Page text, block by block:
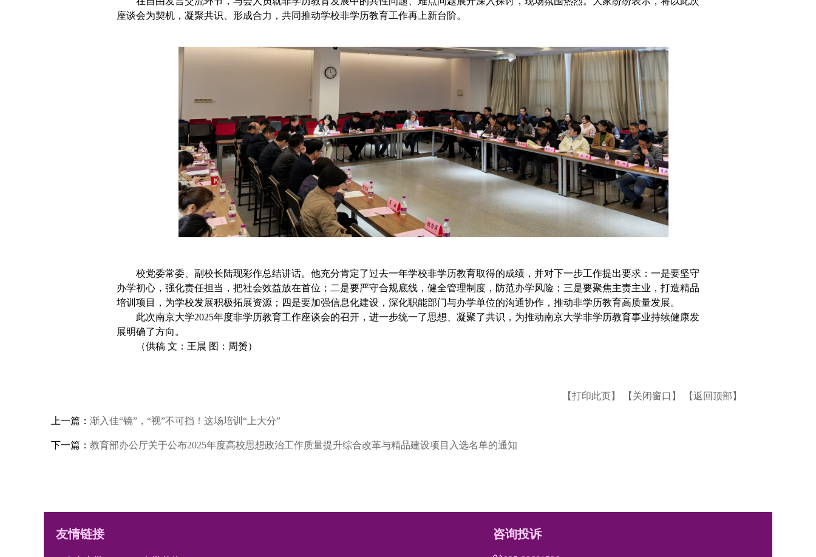
座谈会为契机，凝聚共识、形成合力，共同推动学校非学历教育工作再上新台阶。
校党委常委、副校长陆现彩作总结讲话。他充分肯定了过去一年学校非学历教育取得的成绩，并对下一步工作提出要求：一是要坚守
办学初心，强化责任担当，把社会效益放在首位；二是要严守合规底线，健全管理制度，防范办学风险；三是要聚焦主责主业，打造精品
培训项目，为学校发展积极拓展资源；四是要加强信息化建设，深化职能部门与办学单位的沟通协作，推动非学历教育高质量发展。
此次南京大学2025年度非学历教育工作座谈会的召开，进一步统一了思想、凝聚了共识，为推动南京大学非学历教育事业持续健康发
展明确了方向。
（供稿 文：王晨 图：周赟）
【打印此页】 【关闭窗口】 【返回顶部】
上一篇： 渐入佳“镜”，“视”不可挡！这场培训“上大分”
下一篇： 教育部办公厅关于公布2025年度高校思想政治工作质量提升综合改革与精品建设项目入选名单的通知
友情链接 咨询投诉